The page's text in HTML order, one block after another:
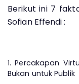
Berikut ini 7
Sofian Effendi :
1. Percakapan
Bukan untuk Publik